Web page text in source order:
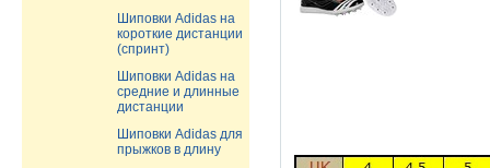
Шиповки Adidas на
короткие дистанции
(спринт)
Шиповки Adidas на
средние и длинные
дистанции
Шиповки Adidas для
прыжков в длину